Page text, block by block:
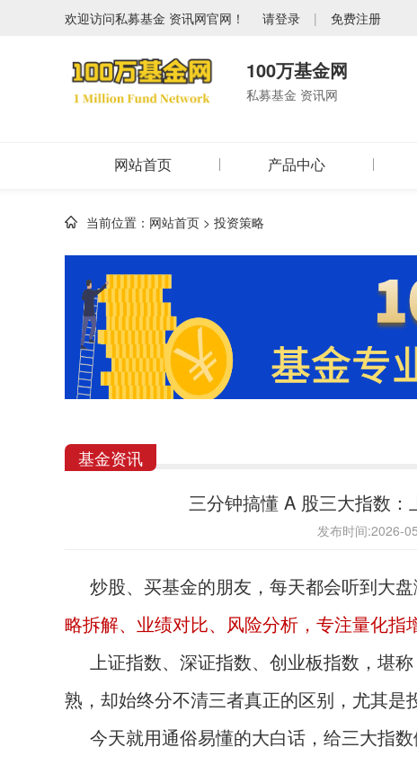
欢迎访问私募基金 资讯网官网！ 请登录 | 免费注册
100万基金网
私募基金 资讯网
网站首页 产品中心
当前位置： 网站首页 > 投资策略
基金资讯
三分钟搞懂 A 股三大指数：
发布时间
炒股、买基金的朋友，每天都会听到大盘
略拆解、业绩对比、风险分析，专注量化指
上证指数、深证指数、创业板指数，堪
熟，却始终分不清三者真正的区别，尤其是
今天就用通俗易懂的大白话，给三大指